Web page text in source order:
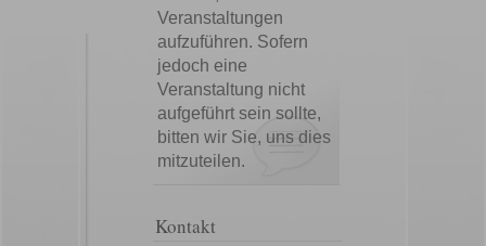
Veranstaltungen
aufzuführen. Sofern
jedoch eine
Veranstaltung nicht
aufgeführt sein sollte,
bitten wir Sie, uns dies
mitzuteilen.
Kontakt